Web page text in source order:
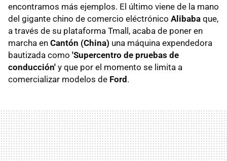
encontramos más ejemplos. El último viene de la mano
del gigante chino de comercio eléctrónico Alibaba que,
a través de su plataforma Tmall, acaba de poner en
marcha en Cantón (China) una máquina expendedora
bautizada como 'Supercentro de pruebas de
conducción' y que por el momento se limita a
comercializar modelos de Ford.